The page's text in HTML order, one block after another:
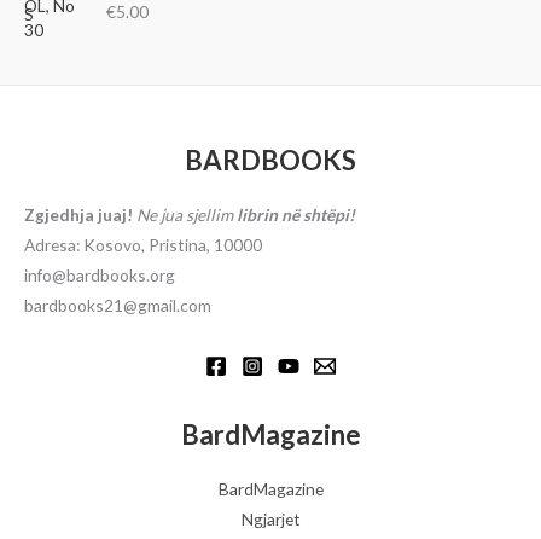
€5.00
BARDBOOKS
Zgjedhja juaj! Ne jua sjellimlibrin në shtëpi!
Adresa: Kosovo, Pristina, 10000
info@bardbooks.org
bardbooks21@gmail.com
BardMagazine
BardMagazine
Ngjarjet